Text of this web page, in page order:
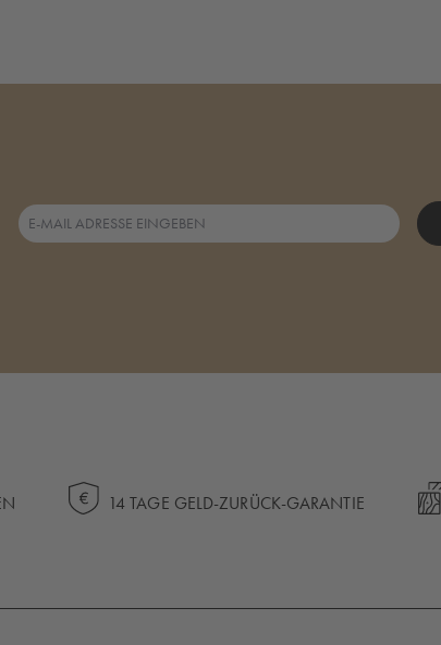
14 TAGE GELD-ZURÜCK-GARANTIE